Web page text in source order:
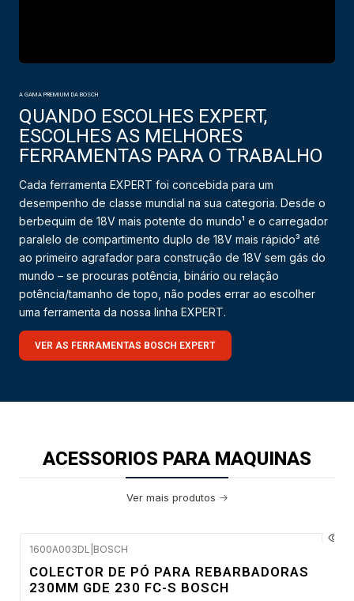
A GAMA PREMIUM DA BOSCH
QUANDO ESCOLHES EXPERT,
ESCOLHES AS MELHORES
FERRAMENTAS PARA O TRABALHO
Cada ferramenta EXPERT foi concebida para um
desempenho de classe mundial na sua categoria. Desde o
berbequim de 18V mais potente do mundo¹ e o carregador
paralelo de compartimento duplo de 18V mais rápido³ até
ao primeiro agrafador para construção de 18V sem gás do
mundo – se procuras potência, binário ou relação
potência/tamanho de topo, não podes errar ao escolher
uma ferramenta da nossa linha EXPERT.
VER AS FERRAMENTAS BOSCH EXPERT
ACESSORIOS PARA MAQUINAS
Ver mais produtos
1600A003DL BOSCH
COLECTOR DE PÓ PARA REBARBADORAS
230MM GDE 230 FC-S BOSCH